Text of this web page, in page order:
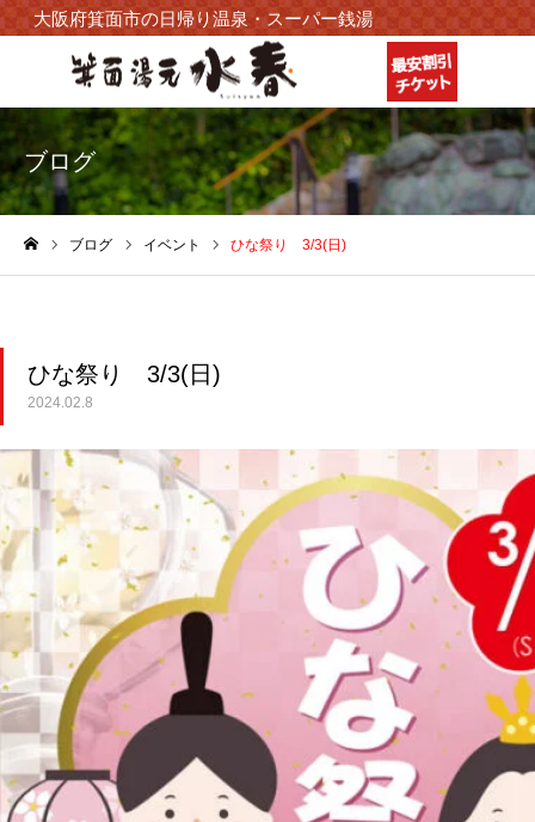
大阪府箕面市の日帰り温泉・スーパー銭湯
ブログ
ブログ イベント ひな祭り 3/3(日)
ひな祭り 3/3(日)
2024.02.8